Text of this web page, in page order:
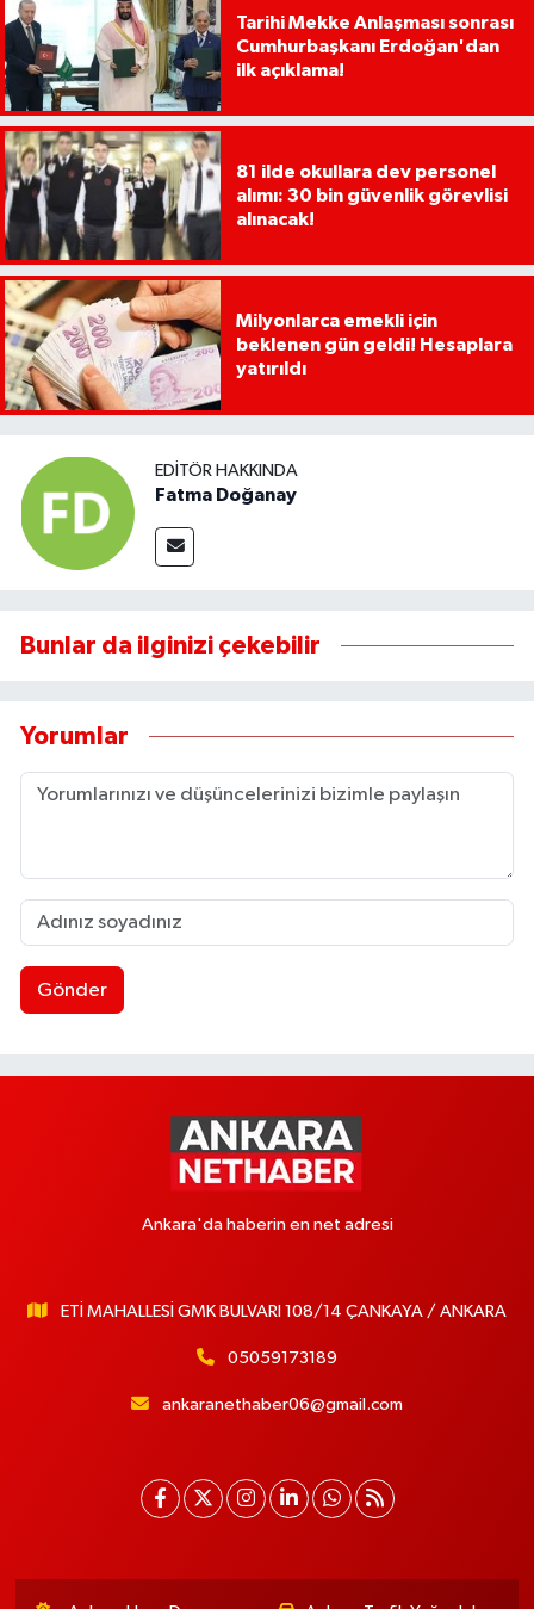
Tarihi Mekke Anlaşması sonrası
Cumhurbaşkanı Erdoğan'dan
ilk açıklama!
81 ilde okullara dev personel
alımı: 30 bin güvenlik görevlisi
alınacak!
Milyonlarca emekli için
beklenen gün geldi! Hesaplara
yatırıldı
EDITÖR HAKKINDA
Fatma Doğanay
Bunlar da ilginizi çekebilir
Yorumlar
Gönder
Ankara'da haberin en net adresi
ETİ MAHALLESİ GMK BULVARI 108/14 ÇANKAYA / ANKARA
05059173189
ankaranethaber06@gmail.com